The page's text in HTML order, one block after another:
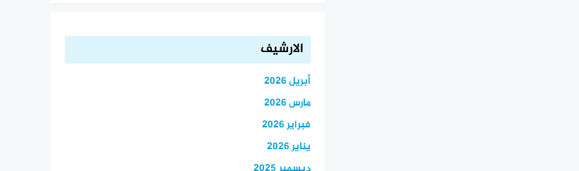
الارشيف
أبريل 2026
مارس 2026
فبراير 2026
يناير 2026